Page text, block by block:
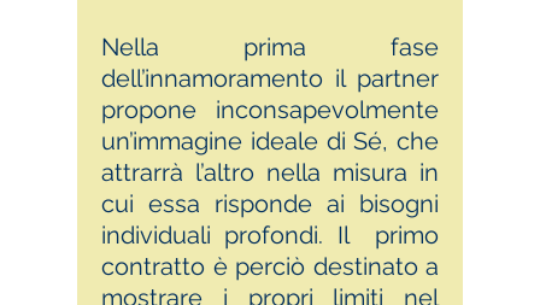
Nella prima fase
dell’innamoramento il partner
propone inconsapevolmente
un’immagine ideale di Sé, che
attrarrà l’altro nella misura in
cui essa risponde ai bisogni
individuali profondi. Il primo
contratto è perciò destinato a
mostrare i propri limiti nel